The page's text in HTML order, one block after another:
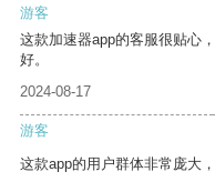
游客
这款加速器app的客服很贴心
好。
2024-08-17
游客
这款app的用户群体非常庞大